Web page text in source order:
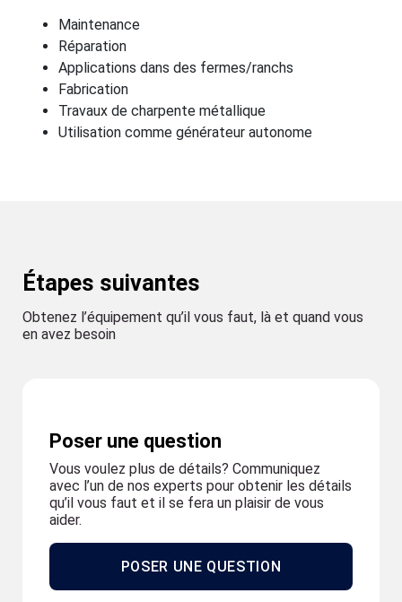
Maintenance
Réparation
Applications dans des fermes/ranchs
Fabrication
Travaux de charpente métallique
Utilisation comme générateur autonome
Étapes suivantes
Obtenez l’équipement qu’il vous faut, là et quand vous
en avez besoin
Poser une question
Vous voulez plus de détails? Communiquez
avec l’un de nos experts pour obtenir les détails
qu’il vous faut et il se fera un plaisir de vous
aider.
POSER UNE QUESTION